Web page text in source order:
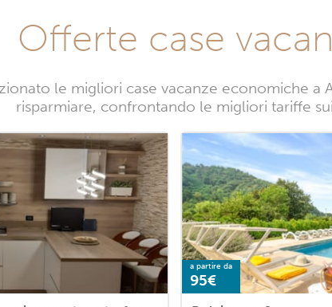
Offerte case
le migliori case vacanze economiche
risparmiare, confrontando le migliori tariffe
a partire da
95€